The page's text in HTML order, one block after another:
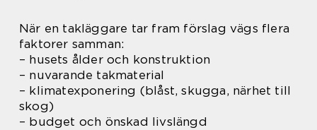
När en takläggare tar fram förslag vägs flera
faktorer samman:
– husets ålder och konstruktion
– nuvarande takmaterial
– klimatexponering (blåst, skugga, närhet till
skog)
– budget och önskad livslängd